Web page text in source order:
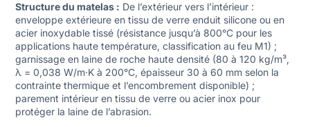
Structure du matelas : De l’extérieur vers l’intérieur :
enveloppe extérieure en tissu de verre enduit silicone ou en
acier inoxydable tissé (résistance jusqu’à 800°C pour les
applications haute température, classification au feu M1) ;
garnissage en laine de roche haute densité (80 à 120 kg/m³,
λ = 0,038 W/m·K à 200°C, épaisseur 30 à 60 mm selon la
contrainte thermique et l’encombrement disponible) ;
parement intérieur en tissu de verre ou acier inox pour
protéger la laine de l’abrasion.